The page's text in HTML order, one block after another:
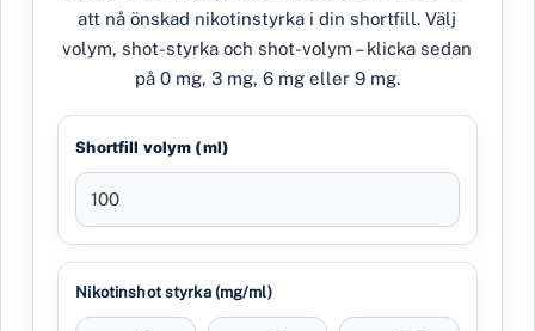
att nå önskad nikotinstyrka i din shortfill. Välj
volym, shot-styrka och shot-volym – klicka sedan
på 0 mg, 3 mg, 6 mg eller 9 mg.
Shortfill volym (ml)
Nikotinshot styrka (mg/ml)